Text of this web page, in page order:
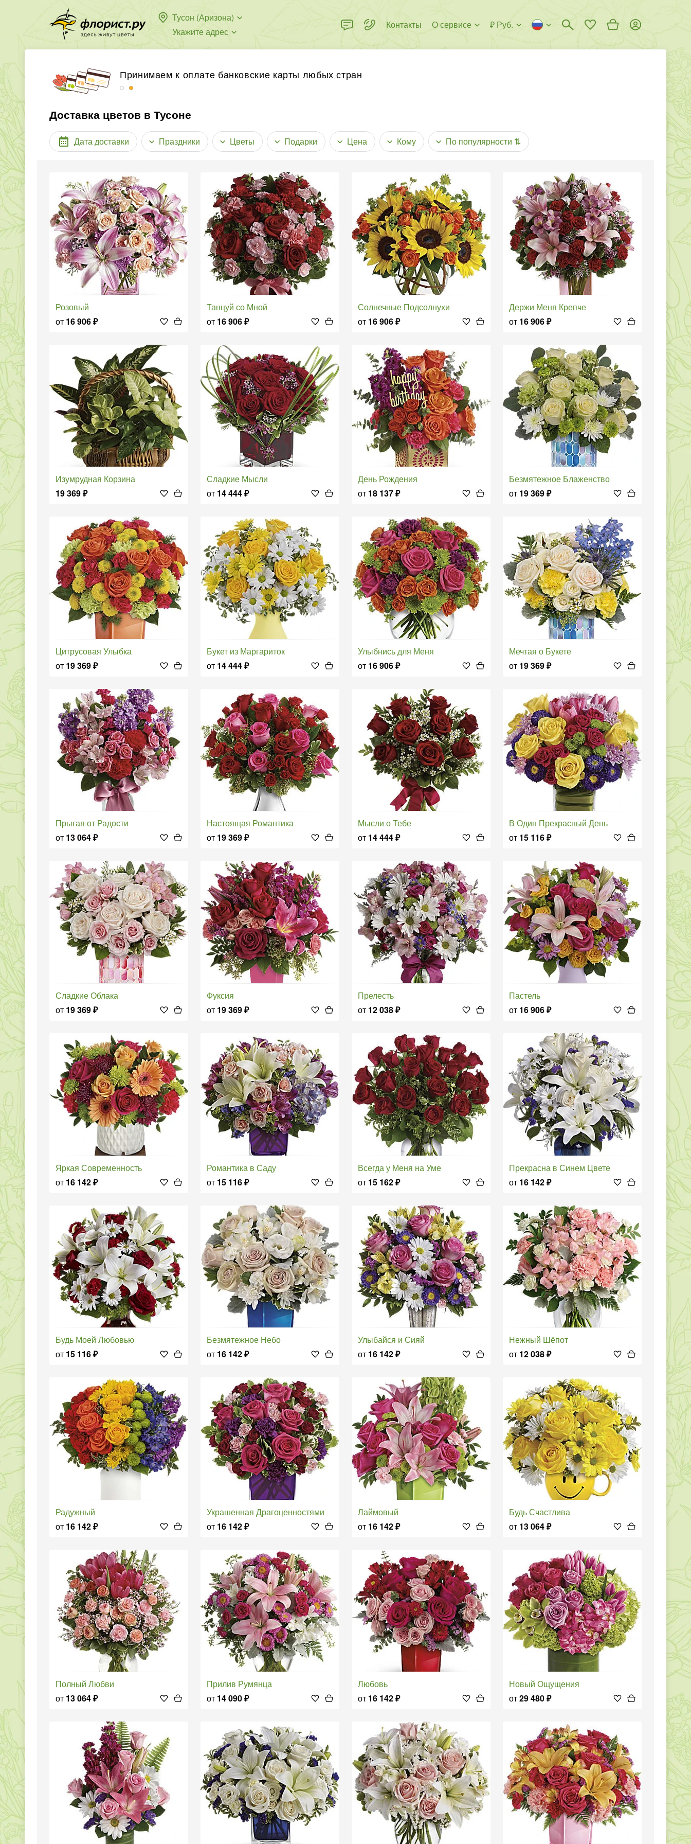
Тусон (Аризона)
Укажите адрес
Контакты О сервисе ₽ Руб.
Бесплатная доставка в пределах города
Принимаем к оплате банковские карты любых стран
Доставка цветов в Тусоне
Дата доставки Праздники Цветы Подарки Цена Кому По популярности ⇅
Розовый
от 16 906₽
Танцуй со Мной
от 16 906₽
Солнечные Подсолнухи
от 16 906₽
Держи Меня Крепче
от 16 906₽
Изумрудная Корзина
19 369₽
Сладкие Мысли
от 14 444₽
День Рождения
от 18 137₽
Безмятежное Блаженство
от 19 369₽
Цитрусовая Улыбка
от 19 369₽
Букет из Маргариток
от 14 444₽
Улыбнись для Меня
от 16 906₽
Мечтая о Букете
от 19 369₽
Прыгая от Радости
от 13 064₽
Настоящая Романтика
от 19 369₽
Мысли о Тебе
от 14 444₽
В Один Прекрасный День
от 15 116₽
Сладкие Облака
от 19 369₽
Фуксия
от 19 369₽
Прелесть
от 12 038₽
Пастель
от 16 906₽
Яркая Современность
от 16 142₽
Романтика в Саду
от 15 116₽
Всегда у Меня на Уме
от 15 162₽
Прекрасна в Синем Цвете
от 16 142₽
Будь Моей Любовью
от 15 116₽
Безмятежное Небо
от 16 142₽
Улыбайся и Сияй
от 16 142₽
Нежный Шёпот
от 12 038₽
Радужный
от 16 142₽
Украшенная Драгоценностями
от 16 142₽
Лаймовый
от 16 142₽
Будь Счастлива
от 13 064₽
Полный Любви
от 13 064₽
Прилив Румянца
от 14 090₽
Любовь
от 16 142₽
Новый Ощущения
от29 480₽